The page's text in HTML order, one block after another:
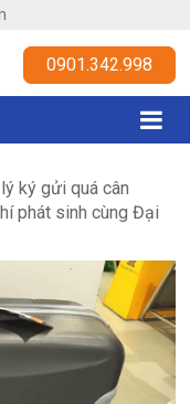
0901.342.998
ký gửi quá cân
phát sinh cùng Đại